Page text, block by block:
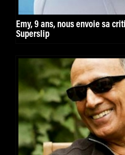
Emy, 9 ans, nous envoie sa
Superslip